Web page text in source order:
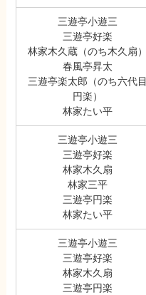
三遊亭小遊三
三遊亭好楽
林家木久蔵（のち木久扇）
春風亭昇太
三遊亭楽太郎（のち六代目
円楽）
林家たい平
三遊亭小遊三
三遊亭好楽
林家木久扇
林家三平
三遊亭円楽
林家たい平
三遊亭小遊三
三遊亭好楽
林家木久扇
三遊亭円楽